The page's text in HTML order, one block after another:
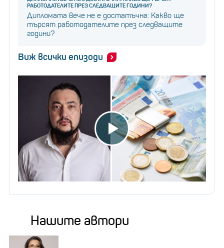
РАБОТОДАТЕЛИТЕ ПРЕЗ СЛЕДВАЩИТЕ ГОДИНИ?
Дипломата вече не е достатъчна: Какво ще
търсят работодателите през следващите
години?
Виж всички епизоди
Нашите автори